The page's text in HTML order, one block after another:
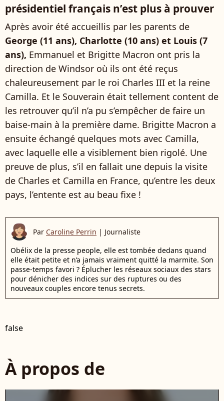
présidentiel français n’est plus à prouver
Après avoir été accueillis par les parents de
George (11 ans), Charlotte (10 ans) et Louis (7
ans), Emmanuel et Brigitte Macron ont pris la
direction de Windsor où ils ont été reçus
chaleureusement par le roi Charles III et la reine
Camilla. Et le Souverain était tellement content de
les retrouver qu’il n’a pu s’empêcher de faire un
baise-main à la première dame. Brigitte Macron a
ensuite échangé quelques mots avec Camilla,
avec laquelle elle a visiblement bien rigolé. Une
preuve de plus, s’il en fallait une depuis la visite
de Charles et Camilla en France, qu’entre les deux
pays, l’entente est au beau fixe !
Par Caroline Perrin | Journaliste
Obélix de la presse people, elle est tombée dedans quand
elle était petite et n’a jamais vraiment quitté la marmite. Son
passe-temps favori ? Éplucher les réseaux sociaux des stars
pour dénicher des indices sur des ruptures ou des
nouveaux couples encore tenus secrets.
false
À propos de